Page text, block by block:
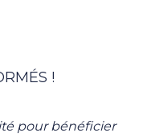
!
pour bénéficier